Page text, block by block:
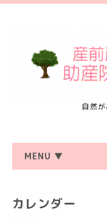
自然
MENU ▼
カレンダー